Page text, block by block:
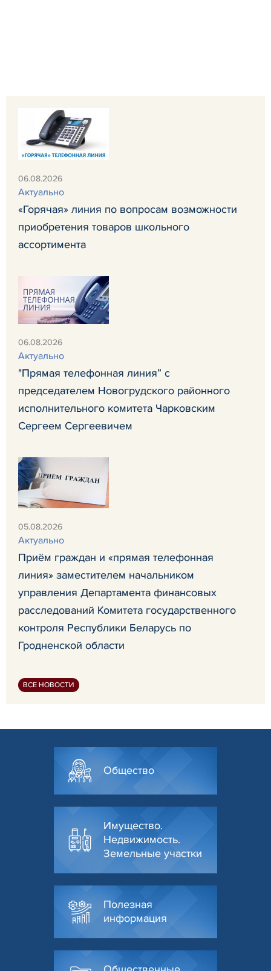
06.08.2026
Актуально
«Горячая» линия по вопросам возможности
приобретения товаров школьного
ассортимента
06.08.2026
Актуально
"Прямая телефонная линия” с
председателем Новогрудского районного
исполнительного комитета Чарковским
Сергеем Сергеевичем
05.08.2026
Актуально
Приём граждан и «прямая телефонная
линия» заместителем начальником
управления Департамента финансовых
расследований Комитета государственного
контроля Республики Беларусь по
Гродненской области
ВСЕ НОВОСТИ
Общество
Имущество.
Недвижимость.
Земельные участки
Полезная
информация